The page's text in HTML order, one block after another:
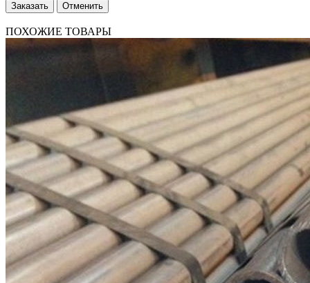
Заказать Отменить
ПОХОЖИЕ ТОВАРЫ